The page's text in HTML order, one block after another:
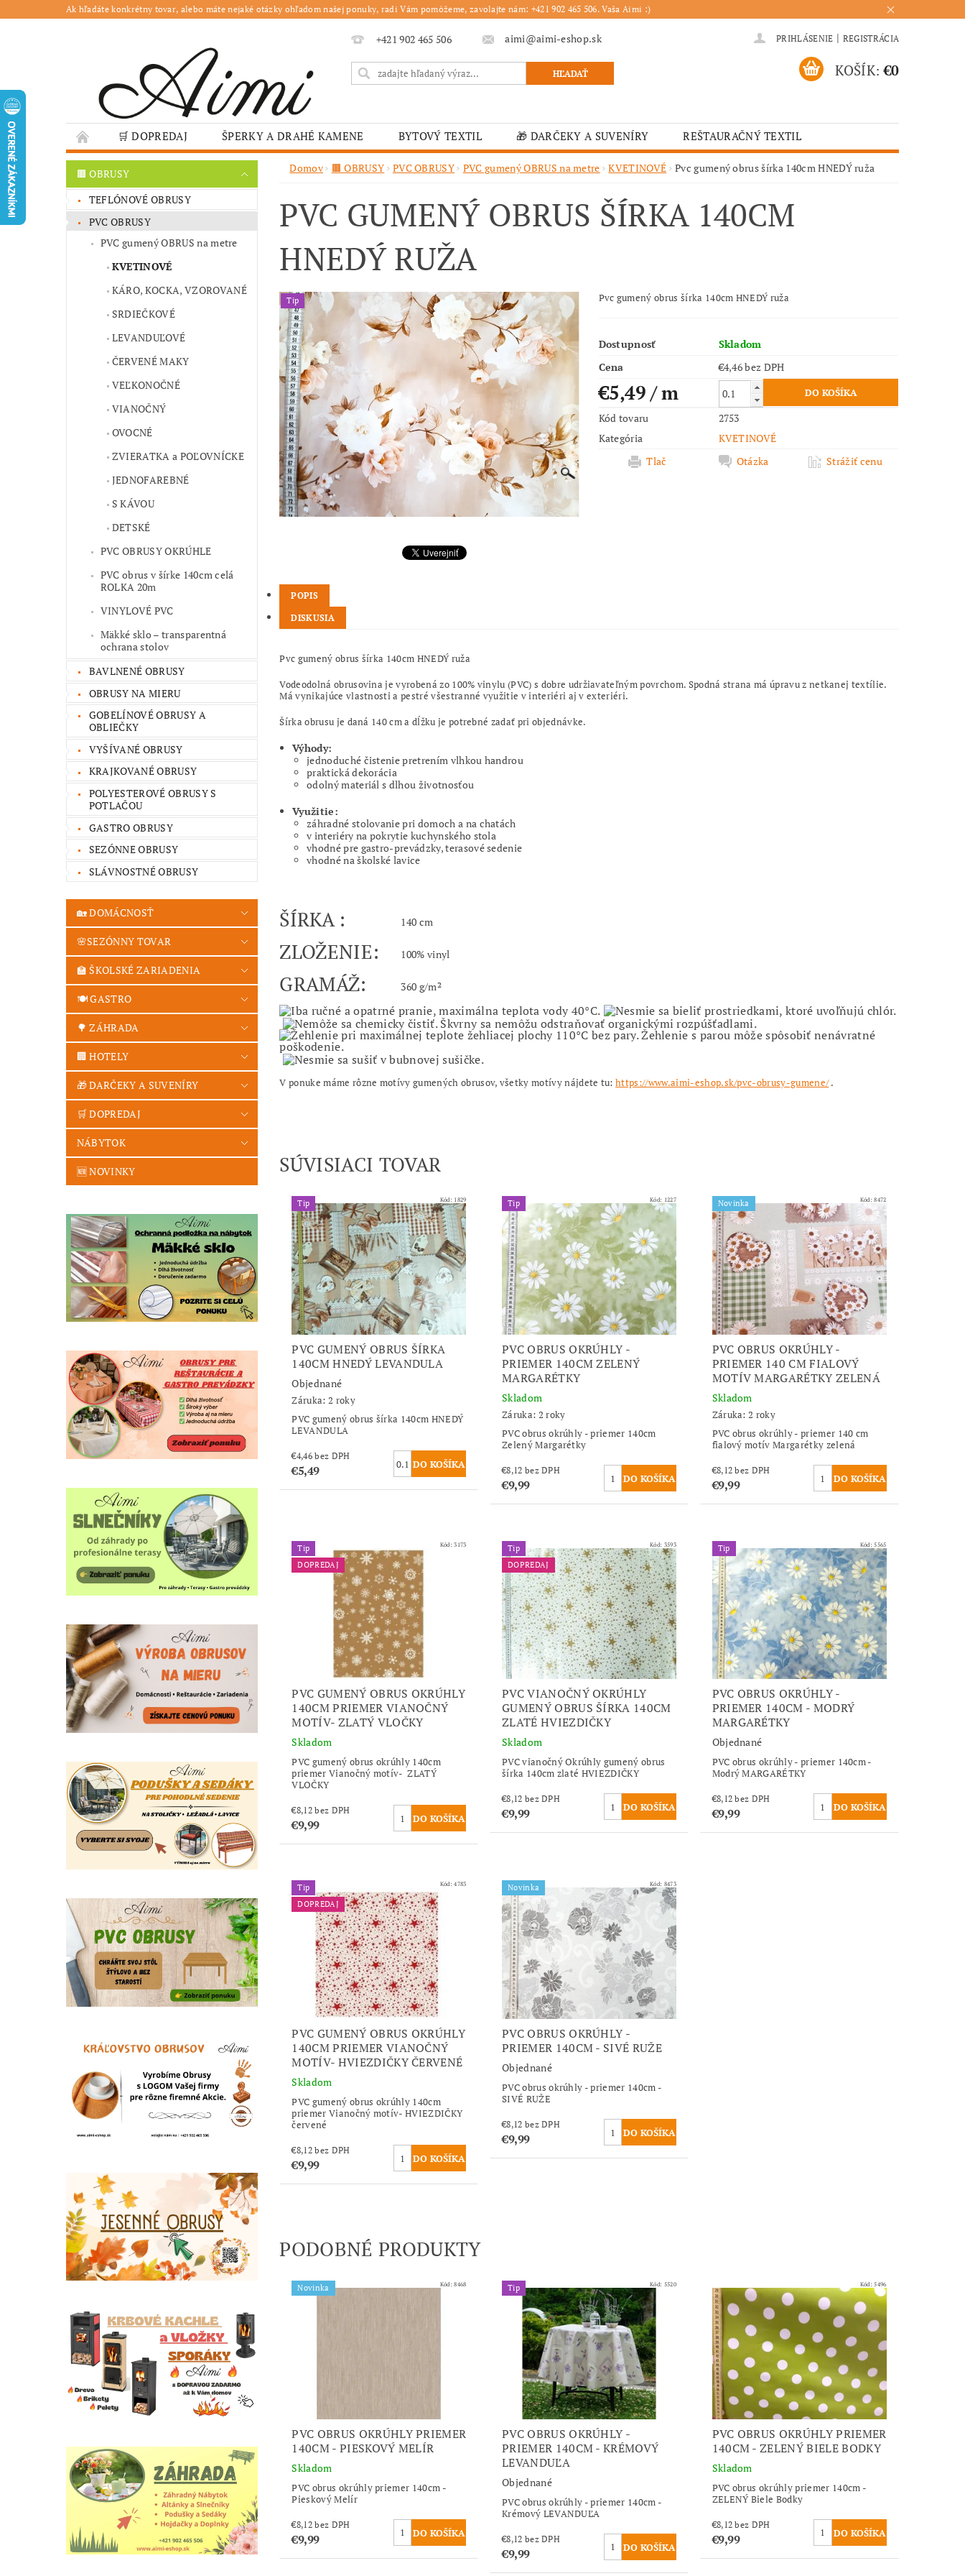
Ak hľadáte konkrétny tovar, alebo máte nejaké otázky ohľadom našej ponuky, radi Vám pomôžeme, zavolajte nám: +421 902 465 506. Vaša Aimi :)
+421 902 465 506 aimi@aimi-eshop.sk PRIHLÁSENIE | REGISTRÁCIA
KOŠÍK: €0
🛒 DOPREDAJ ŠPERKY A DRAHÉ KAMENE BYTOVÝ TEXTIL 🎁 DARČEKY A SUVENÍRY
REŠTAURAČNÝ TEXTIL
🌳 ZÁHRADA
🍽️ GASTRO JESENNÉ OBRUSY 🎄 VIANOČNÝ TOVAR 🏫 ŠKOLSKÉ ZARIADENIA
HOTELOVÝ TEXTIL
❤️ VALENTÍN – TIPY NA DARČEKY
GASTRO PREVÁDZKY
ŠKOLY A VEREJNÉ ZARIADENIA MOJA OBJEDNÁVKA
🟫 OBRUSY
TEFLÓNOVÉ OBRUSY
PVC OBRUSY
PVC gumený OBRUS na metre
KVETINOVÉ
KÁRO, KOCKA, VZOROVANÉ
SRDIEČKOVÉ
LEVANDUĽOVÉ
ČERVENÉ MAKY
VEĽKONOČNÉ
VIANOČNÝ
OVOCNÉ
ZVIERATKA a POĽOVNÍCKE
JEDNOFAREBNÉ
S KÁVOU
DETSKÉ
PVC OBRUSY OKRÚHLE
PVC obrus v šírke 140cm celá
ROLKA 20m
VINYLOVÉ PVC
Mäkké sklo – transparentná
ochrana stolov
BAVLNENÉ OBRUSY
OBRUSY NA MIERU
GOBELÍNOVÉ OBRUSY A
OBLIEČKY
VYŠÍVANÉ OBRUSY
KRAJKOVANÉ OBRUSY
POLYESTEROVÉ OBRUSY S
POTLAČOU
GASTRO OBRUSY
SEZÓNNE OBRUSY
SLÁVNOSTNÉ OBRUSY
🏡 DOMÁCNOSŤ
🌸SEZÓNNY TOVAR
🏫 ŠKOLSKÉ ZARIADENIA
🍽️ GASTRO
🌳 ZÁHRADA
🏢 HOTELY
🎁 DARČEKY A SUVENÍRY
🛒 DOPREDAJ
NÁBYTOK
🆕 NOVINKY
Domov 🟫 OBRUSY PVC OBRUSY PVC gumený OBRUS na metre KVETINOVÉ Pvc gumený obrus šírka 140cm HNEDÝ ruža
PVC GUMENÝ OBRUS ŠÍRKA 140CM
HNEDÝ RUŽA
Tip Pvc gumený obrus šírka 140cm HNEDÝ ruža
Dostupnosť
Skladom
Cena
€4,46 bez DPH
€5,49 / m
Kód tovaru
2753
Kategória
KVETINOVÉ
Tlač
Otázka Strážiť cenu
POPIS
DISKUSIA
Pvc gumený obrus šírka 140cm HNEDÝ ruža
Vodeodolná obrusovina je vyrobená zo 100% vinylu (PVC) s dobre udržiavateľným povrchom. Spodná strana má úpravu z netkanej textílie.
Má vynikajúce vlastnosti a pestré všestranné využitie v interiéri aj v exteriéri.
Šírka obrusu je daná 140 cm a dĺžku je potrebné zadať pri objednávke.
Výhody:
jednoduché čistenie pretrením vlhkou handrou
praktická dekorácia
odolný materiál s dlhou životnosťou
Využitie:
záhradné stolovanie pri domoch a na chatách
v interiéry na pokrytie kuchynského stola
vhodné pre gastro-prevádzky, terasové sedenie
vhodné na školské lavice
ŠÍRKA : 140 cm
ZLOŽENIE: 100% vinyl
GRAMÁŽ: 360 g/m²
V ponuke máme rôzne motívy gumených obrusov, všetky motívy nájdete tu:https://www.aimi-eshop.sk/pvc-obrusy-gumene/.
SÚVISIACI TOVAR
Tip Kód: 1829
PVC GUMENÝ OBRUS ŠÍRKA
140CM HNEDÝ LEVANDULA
Objednané
Záruka: 2 roky
PVC gumený obrus šírka 140cm HNEDÝ
LEVANDULA
€4,46 bez DPH
€5,49
Tip Kód: 1227
PVC OBRUS OKRÚHLY -
PRIEMER 140CM ZELENÝ
MARGARÉTKY
Skladom
Záruka: 2 roky
PVC obrus okrúhly - priemer 140cm
Zelený Margarétky
€8,12 bez DPH
€9,99
Novinka Kód:8472
PVC OBRUS OKRÚHLY -
PRIEMER 140 CM FIALOVÝ
MOTÍV MARGARÉTKY ZELENÁ
Skladom
Záruka: 2 roky
PVC obrus okrúhly - priemer 140 cm
fialový motív Margarétky zelená
€8,12 bez DPH
€9,99
Tip
DOPREDAJ
Kód:3173
PVC GUMENÝ OBRUS OKRÚHLY
140CM PRIEMER VIANOČNÝ
MOTÍV- ZLATÝ VLOČKY
Skladom
PVC gumený obrus okrúhly 140cm
priemer Vianočný motív- ZLATÝ
VLOČKY
€8,12 bez DPH
€9,99
Tip
DOPREDAJ
Kód: 3593
PVC VIANOČNÝ OKRÚHLY
GUMENÝ OBRUS ŠÍRKA 140CM
ZLATÉ HVIEZDIČKY
Skladom
PVC vianočný Okrúhly gumený obrus
šírka 140cm zlaté HVIEZDIČKY
€8,12 bez DPH
€9,99
Tip Kód: 5565
PVC OBRUS OKRÚHLY -
PRIEMER 140CM - MODRÝ
MARGARÉTKY
Objednané
PVC obrus okrúhly - priemer 140cm -
Modrý MARGARÉTKY
€8,12 bez DPH
€9,99
Tip
DOPREDAJ
Kód:4783
PVC GUMENÝ OBRUS OKRÚHLY
140CM PRIEMER VIANOČNÝ
MOTÍV- HVIEZDIČKY ČERVENÉ
Skladom
PVC gumený obrus okrúhly 140cm
priemer Vianočný motív- HVIEZDIČKY
červené
€8,12 bez DPH
€9,99
Novinka Kód: 8473
PVC OBRUS OKRÚHLY -
PRIEMER 140CM - SIVÉ RUŽE
Objednané
PVC obrus okrúhly - priemer 140cm -
SIVÉ RUŽE
€8,12 bez DPH
€9,99
PODOBNÉ PRODUKTY
Novinka Kód:8468
PVC OBRUS OKRÚHLY PRIEMER
140CM - PIESKOVÝ MELÍR
Skladom
PVC obrus okrúhly priemer 140cm -
Pieskový Melír
€8,12 bez DPH
€9,99
Tip Kód: 5520
PVC OBRUS OKRÚHLY -
PRIEMER 140CM - KRÉMOVÝ
LEVANDUĽA
Objednané
PVC obrus okrúhly - priemer 140cm -
Krémový LEVANDUĽA
€8,12 bez DPH
€9,99
Kód: 5496
PVC OBRUS OKRÚHLY PRIEMER
140CM - ZELENÝ BIELE BODKY
Skladom
PVC obrus okrúhly priemer 140cm -
ZELENÝ Biele Bodky
€8,12 bez DPH
€9,99